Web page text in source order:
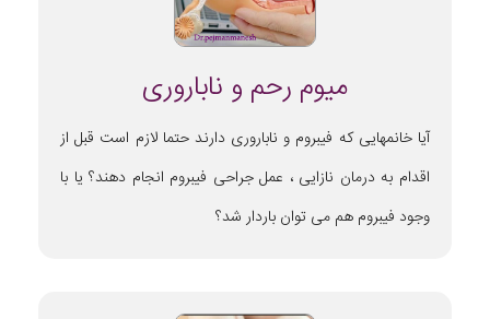
میوم رحم و ناباروری
آیا خانمهایی که فیبروم و ناباروری دارند حتما لازم است قبل از
اقدام به درمان نازایی ، عمل جراحی فیبروم انجام دهند؟ یا با
وجود فیبروم هم می توان باردار شد؟